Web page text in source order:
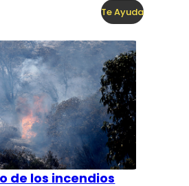
Te Ayuda
de los incendios